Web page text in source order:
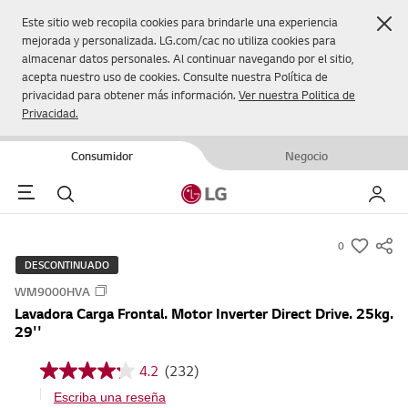
Este sitio web recopila cookies para brindarle una experiencia
mejorada y personalizada. LG.com/cac no utiliza cookies para
almacenar datos personales. Al continuar navegando por el sitio,
acepta nuestro uso de cookies. Consulte nuestra Política de
privacidad para obtener más información. Ver nuestra Politica de
Privacidad.
Consumidor Negocio
Menu Buscar Mi LG
0
s
m
DESCONTINUADO
WM9000HVA
Lavadora Carga Frontal. Motor Inverter Direct Drive. 25kg.
29''
4
.
4.2 (232)
Escriba una reseña